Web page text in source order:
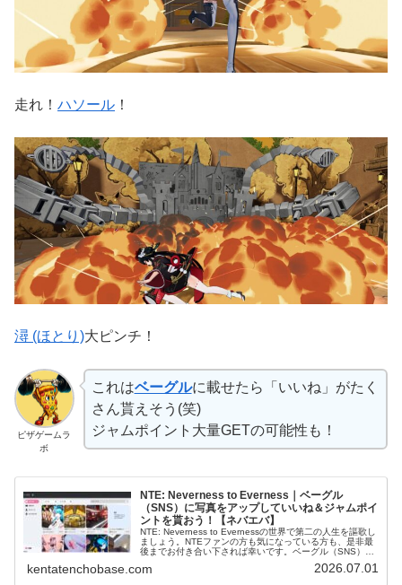
走れ！ ハソール ！
潯 (ほとり)大ピンチ！
ピザゲームラ
ボ
これはベーグルに載せたら「いいね」がたく
さん貰えそう(笑)
ジャムポイント大量GETの可能性も！
NTE: Neverness to Everness｜ベーグル
（SNS）に写真をアップしていいね＆ジャムポイ
ントを貰おう！【ネバエバ】
NTE: Neverness to Evernessの世界で第二の人生を謳歌し
ましょう。NTEファンの方も気になっている方も、是非最
後までお付き合い下されば幸いです。ベーグル（SNS）
kentatenchobase.com 2026.07.01